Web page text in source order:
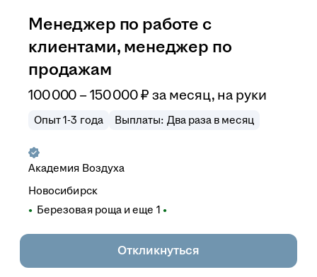
Менеджер по работе с
клиентами, менеджер по
продажам
100 000 –150 000₽ за месяц, на руки
Опыт 1-3 года Выплаты: Два раза в месяц
Академия Воздуха
Новосибирск
Березовая роща и еще 1
Откликнуться